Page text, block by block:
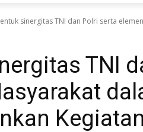
sinergitas TNI dan Polri serta
TNI